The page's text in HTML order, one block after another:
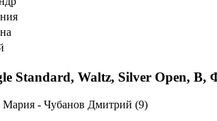
Standard, Waltz, Silver Open, B,
Мария - Чубанов Дмитрий (9)